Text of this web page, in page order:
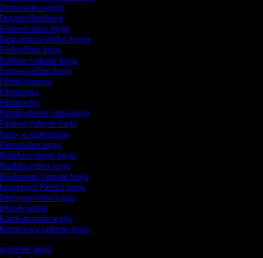
tegija
tegija
tegija
looja
videote looja
looja
videolooja
videote looja
ja videolooja
looja
looja
looja
videote looja
Reels'i looja
tegija
tegija
tegija
videote looja
looja